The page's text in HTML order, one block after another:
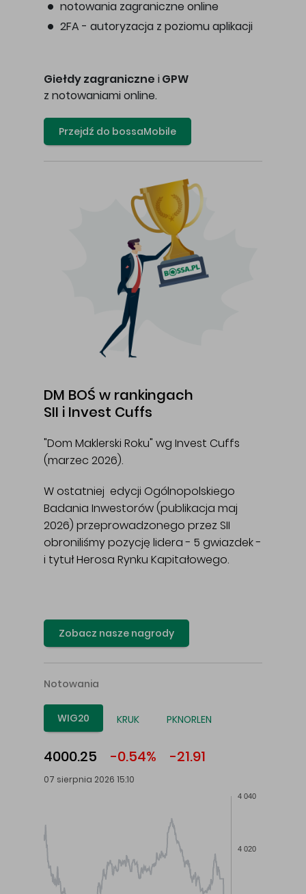
notowania zagraniczne online
2FA - autoryzacja z poziomu aplikacji
Giełdy zagraniczne i GPW
z notowaniami online.
Przejdź do bossaMobile
DM BOŚ w rankingach
SII i Invest Cuffs
"Dom Maklerski Roku" wg Invest Cuffs
(marzec 2026).
W ostatniej edycji Ogólnopolskiego
Badania Inwestorów (publikacja maj
2026) przeprowadzonego przez SII
obroniliśmy pozycję lidera - 5 gwiazdek -
i tytuł Herosa Rynku Kapitałowego.
Zobacz nasze nagrody
Notowania
WIG20 KRUK PKNORLEN
4000.25 -0.54% -21.91
07 sierpnia 2026 15:10
4 020
4 040